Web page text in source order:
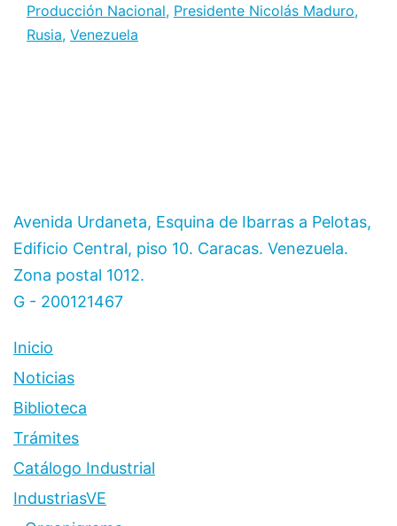
Producción Nacional, Presidente Nicolás Maduro,
Rusia, Venezuela
Avenida Urdaneta, Esquina de Ibarras a Pelotas,
Edificio Central, piso 10. Caracas. Venezuela.
Zona postal 1012.
G - 200121467
Inicio
Noticias
Biblioteca
Trámites
Catálogo Industrial
IndustriasVE